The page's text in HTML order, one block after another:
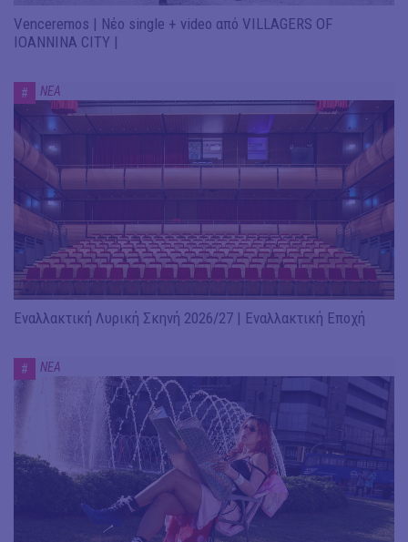
Venceremos | Νέο single + video από VILLAGERS OF
IOANNINA CITY |
# ΝΕΑ
Εναλλακτική Λυρική Σκηνή 2026/27 | Εναλλακτική Εποχή
# ΝΕΑ